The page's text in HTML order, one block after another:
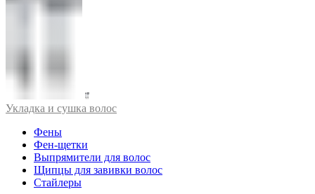
Укладка и сушка волос
Фены
Фен-щетки
Выпрямители для волос
Щипцы для завивки волос
Стайлеры